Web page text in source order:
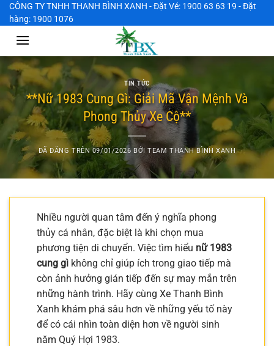
Chuyển
đến
CÔNG TY TNHH THANH BÌNH XANH - Đặt Vé: 1900 63 63 19 - Đặt
hàng: 1900 1076
TIN TỨC
**Nữ 1983 Cung Gì: Giải Mã Vận Mệnh Và
Phong Thủy Xe Cộ**
ĐÃ ĐĂNG TRÊN09/01/2026 BỞITEAM THANH BÌNH XANH
Nhiều người quan tâm đến ý nghĩa phong
thủy cá nhân, đặc biệt là khi chọn mua
phương tiện di chuyển. Việc tìm hiểu nữ 1983
cung gì không chỉ giúp ích trong giao tiếp mà
còn ảnh hưởng gián tiếp đến sự may mắn trên
những hành trình. Hãy cùng Xe Thanh Bình
Xanh khám phá sâu hơn về những yếu tố này
để có cái nhìn toàn diện hơn về người sinh
năm Quý Hợi 1983.